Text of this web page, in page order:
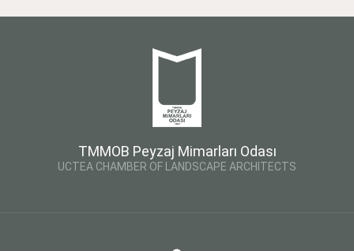
TMMOB Peyzaj Mimarları Odası
UCTEA CHAMBER OF LANDSCAPE ARCHITECTS